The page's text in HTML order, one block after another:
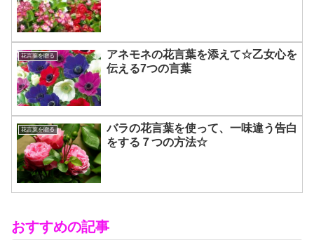
花言葉を贈る
アネモネの花言葉を添えて☆乙女心を
伝える7つの言葉
花言葉を贈る
バラの花言葉を使って、一味違う告白
をする７つの方法☆
おすすめの記事